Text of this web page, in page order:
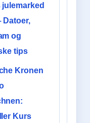
julemarked
Datoer,
og
tips
Kronen
Kurs